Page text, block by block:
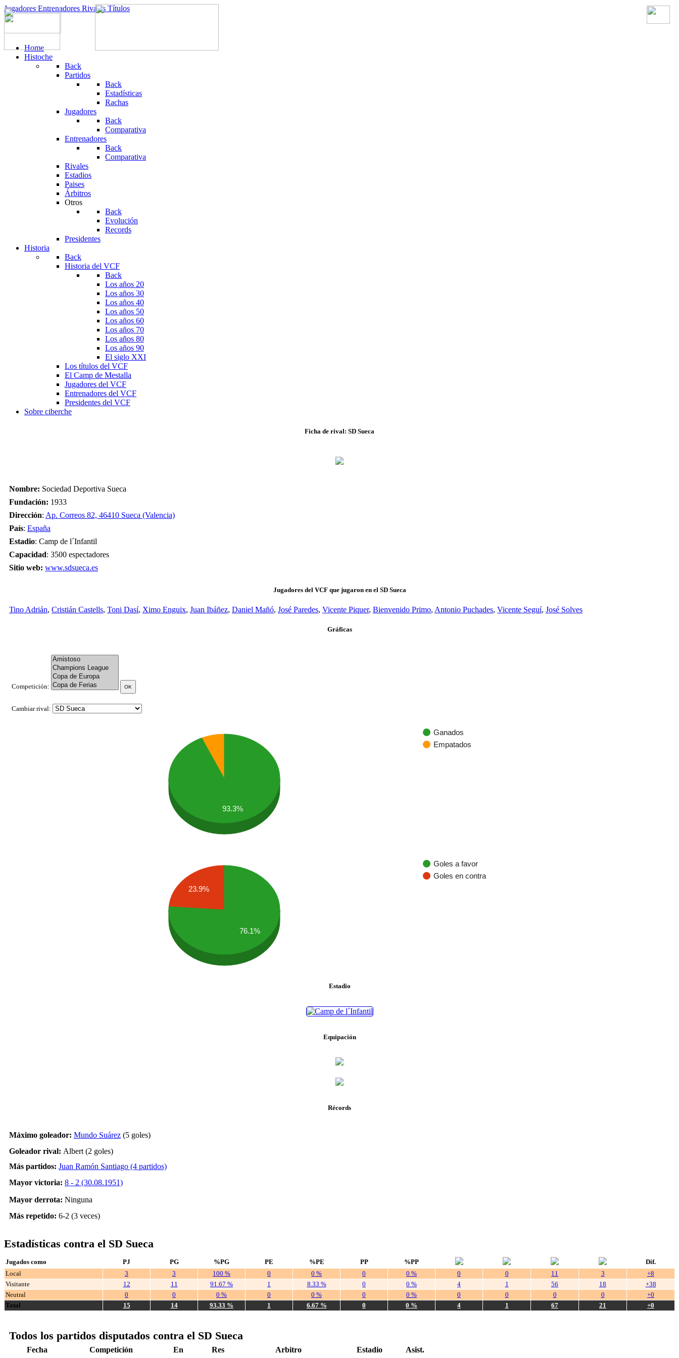
Jugadores Entrenadores Rivales Títulos
Home
Histoche
Back
Partidos
Back
Estadísticas
Rachas
Jugadores
Back
Comparativa
Entrenadores
Back
Comparativa
Rivales
Estadios
Paises
Árbitros
Otros
Back
Evolución
Records
Presidentes
Historia
Back
Historia del VCF
Back
Los años 20
Los años 30
Los años 40
Los años 50
Los años 60
Los años 70
Los años 80
Los años 90
El siglo XXI
Los títulos del VCF
El Camp de Mestalla
Jugadores del VCF
Entrenadores del VCF
Presidentes del VCF
Sobre ciberche
Ficha de rival: SD Sueca
Nombre: Sociedad Deportiva Sueca
Fundación: 1933
Dirección: Ap. Correos 82, 46410 Sueca (Valencia)
País: España
Estadio: Camp de l´Infantil
Capacidad: 3500 espectadores
Sitio web: www.sdsueca.es
Jugadores del VCF que jugaron en el SD Sueca
Tino Adrián, Cristián Castells, Toni Dasí, Ximo Enguix, Juan Ibáñez, Daniel Mañó, José Paredes, Vicente Piquer, Bienvenido Primo, Antonio Puchades, Vicente Seguí, José Solves
Gráficas
Competición:
Cambiar rival:
Ganados
Empatados
93.3%
Goles a favor
Goles en contra
23.9%
76.1%
Estadio
Equipación
Récords
Máximo goleador: Mundo Suárez (5 goles)
Goleador rival: Albert (2 goles)
Más partidos: Juan Ramón Santiago (4 partidos)
Mayor victoria: 8 - 2 (30.08.1951)
Mayor derrota: Ninguna
Más repetido: 6-2 (3 veces)
Estadísticas contra el SD Sueca
Jugados como PJ PG %PG PE %PE PP %PP
Dif.
Local
3 3 100 % 0 0 % 0 0 % 0 0 11 3
+8
Visitante
12 11 91.67 % 1 8.33 % 0 0 % 4 1 56 18
+38
Neutral
0 0 0 % 0 0 % 0 0 % 0 0 0 0
+0
Total
15 14 93.33 % 1 6.67 % 0 0 % 4 1 67 21 +0
Todos los partidos disputados contra el SD Sueca
Fecha Competición En Res Arbitro Estadio Asist.